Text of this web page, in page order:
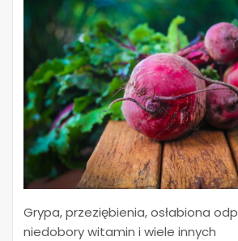
Grypa, przeziębienia, osłabiona
niedobory witamin i wiele innych